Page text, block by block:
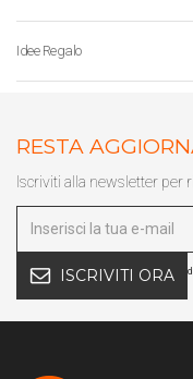
Idee Regalo
RESTA
Iscriviti alla newsletter per
ISCRIVITI ORA